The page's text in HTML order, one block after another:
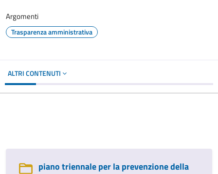
Argomenti
Trasparenza amministrativa
ALTRI CONTENUTI
piano triennale per la prevenzione della